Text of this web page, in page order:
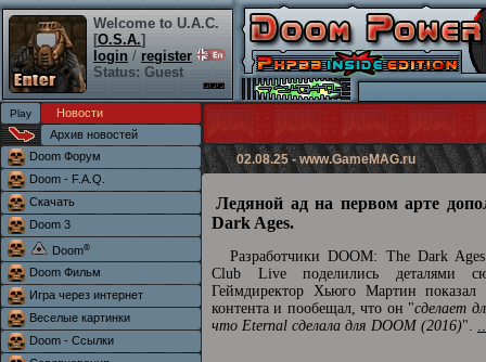
Welcome to U.A.C.
[O.S.A.]
login / register
Status: Guest
Новости
Архив новостей
Doom Форум
Doom - F.A.Q.
Скачать
Doom 3
Doom®
Doom Фильм
Игра через интернет
Веселые картинки
Doom - Ссылки
02.08.25 -www.GameMAG.ru
Ледяной ад на первом арте
Dark Ages.
Разработчики DOOM: The Dark
Club Live поделились деталями
Геймдиректор Хьюго Мартин показал
контента и пообещал, что он "сделает
что Eternal сделала для DOOM (2016)".